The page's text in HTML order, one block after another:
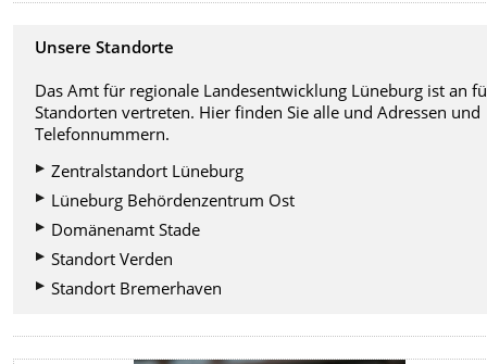
Unsere Standorte
Das Amt für regionale Landesentwicklung Lüneburg ist an
Standorten vertreten. Hier finden Sie alle und Adressen und
Telefonnummern.
Zentralstandort Lüneburg
Lüneburg Behördenzentrum Ost
Domänenamt Stade
Standort Verden
Standort Bremerhaven